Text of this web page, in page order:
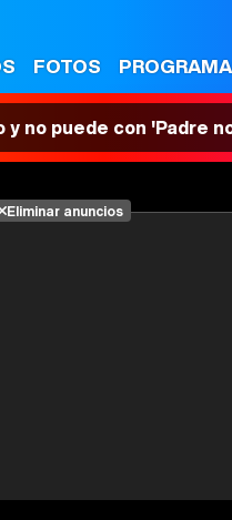
FOTOS
no puede con 'Padre
Eliminar anuncios